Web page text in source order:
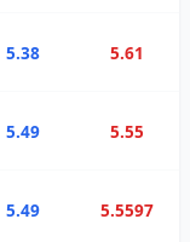
5.38 5.61
5.49 5.55
5.49 5.5597